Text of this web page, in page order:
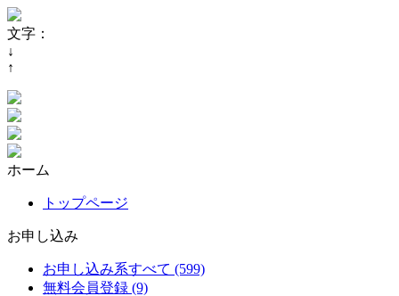
文字：
↓
↑
ホーム
トップページ
お申し込み
お申し込み系すべて (599)
無料会員登録 (9)